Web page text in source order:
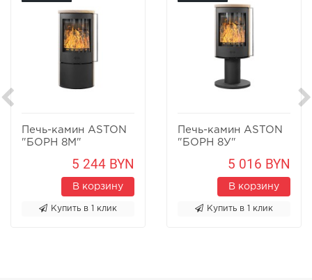
Печь-камин ASTON
"БОРН 8М"
5 244 BYN
В корзину
Купить в 1 клик
Печь-камин ASTON
"БОРН 8У"
5 016 BYN
В корзину
Купить в 1 клик